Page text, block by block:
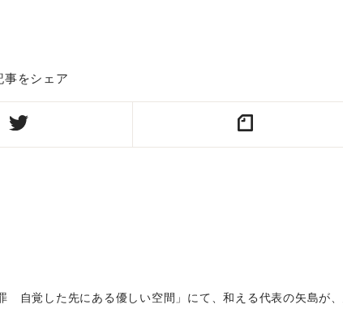
事をシェア
覚した先にある優しい空間」にて、和える代表の矢島が